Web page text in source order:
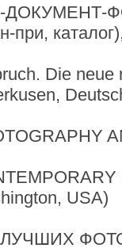
ДОКУМЕНТ-
при,
Die neue
USA)
ЛУЧШИХ